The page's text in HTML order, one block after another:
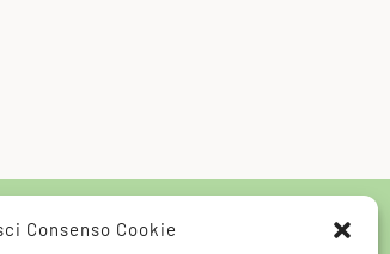
Consenso Cookie